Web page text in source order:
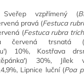
Sveřep vzpřímený (
pravá (Festuca
(Festuca rubra
červená trsnatá (
10%, Kostřava
30%, Jílek
Lipnice luční (Poa